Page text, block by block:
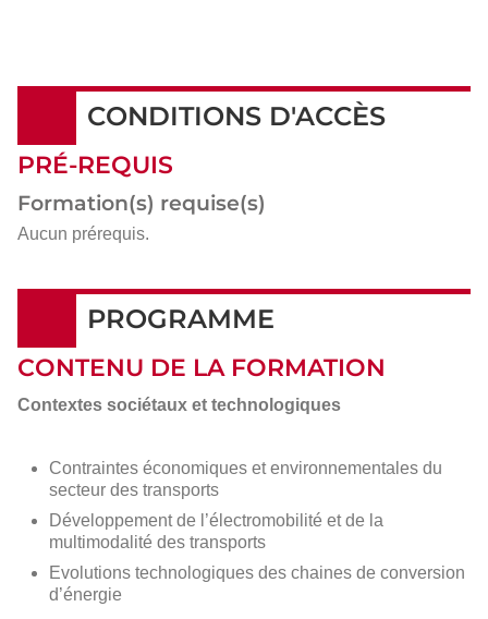
CONDITIONS D'ACCÈS
PRÉ-REQUIS
Formation(s) requise(s)
Aucun prérequis.
PROGRAMME
CONTENU DE LA FORMATION
Contextes sociétaux et technologiques
Contraintes économiques et environnementales du
secteur des transports
Développement de l’électromobilité et de la
multimodalité des transports
Evolutions technologiques des chaines de conversion
d’énergie